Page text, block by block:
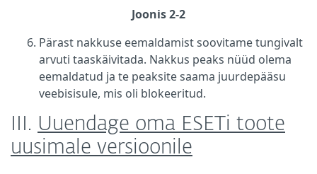
Joonis 2-2
Pärast nakkuse eemaldamist soovitame tungivalt
arvuti taaskäivitada. Nakkus peaks nüüd olema
eemaldatud ja te peaksite saama juurdepääsu
veebisisule, mis oli blokeeritud.
III. Uuendage oma ESETi toote
uusimale versioonile